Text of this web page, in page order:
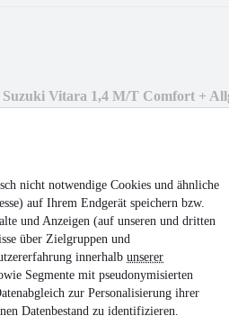
nicht notwendige Cookies und ähnliche
auf Ihrem Endgerät speichern bzw.
und Anzeigen (auf unseren und dritten
über Zielgruppen und
innerhalb unserer
Segmente mit pseudonymisierten
zur Personalisierung ihrer
Datenbestand zu identifizieren.
Suzuki Vitara 1,4 M/T Comfort +
Verfügbarkeit: Ab 01.09.2026
Unfallfrei•Vorführfahrzeug •EZ
95 kW (129 PS)•Benzin
5,4 l/100km (komb.)• 129 g CO₂/km
D (komb.)